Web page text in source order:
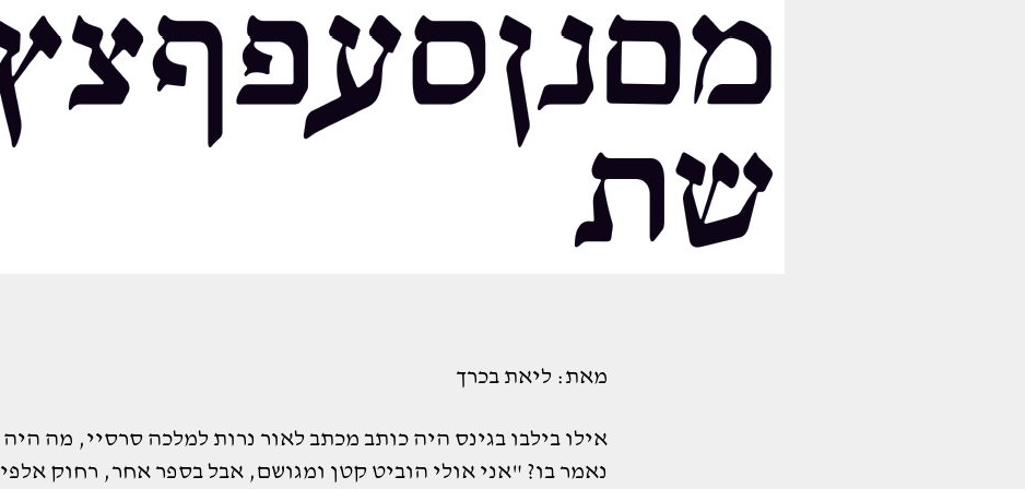
מאת: ליאת בכרך
אילו בילבו בגינס היה כותב מכתב לאור נרות למלכה סרסיי, מה היה
נאמר בו? "אני אולי הוביט קטן ומגושם, אבל בספר אחר, רחוק אלפי